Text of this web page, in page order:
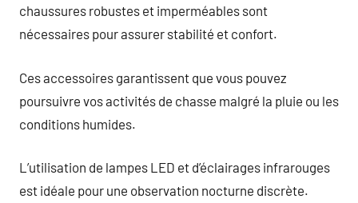
chaussures robustes et imperméables sont
nécessaires pour assurer stabilité et confort.
Ces accessoires garantissent que vous pouvez
poursuivre vos activités de chasse malgré la pluie ou les
conditions humides.
L’utilisation de lampes LED et d’éclairages infrarouges
est idéale pour une observation nocturne discrète.